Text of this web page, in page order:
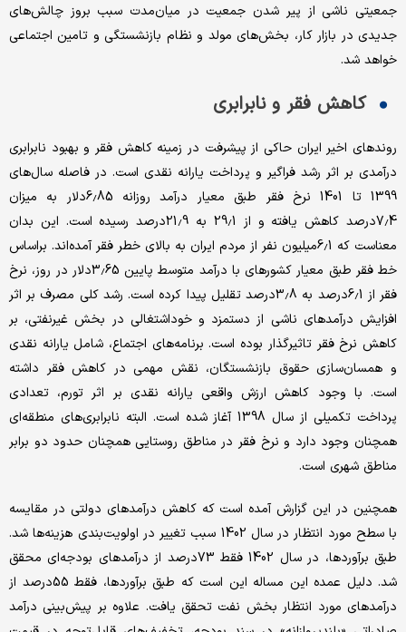
جمعیتی ناشی از پیر شدن جمعیت در میان‌مدت سبب بروز چالش‌های
جدیدی در بازار کار، بخش‌های مولد و نظام بازنشستگی و تامین اجتماعی
خواهد شد.
کاهش فقر و نابرابری
روندهای اخیر ایران حاکی از پیشرفت در زمینه کاهش فقر و بهبود نابرابری
درآمدی بر اثر رشد فراگیر و پرداخت یارانه نقدی است. در فاصله سال‌های
1399 تا 1401 نرخ فقر طبق معیار درآمد روزانه 6.85دلار به میزان
7.4درصد کاهش یافته و از 29.1 به 21.9درصد رسیده است. این بدان
معناست که 6.1میلیون نفر از مردم ایران به بالای خطر فقر آمده‌اند. براساس
خط فقر طبق معیار کشورهای با درآمد متوسط پایین 3.65دلار در روز، نرخ
فقر از 6.1درصد به 3.8درصد تقلیل پیدا کرده است. رشد کلی مصرف بر اثر
افزایش درآمدهای ناشی از دستمزد و خوداشتغالی در بخش غیرنفتی، بر
کاهش نرخ فقر تاثیرگذار بوده است. برنامه‌های اجتماع، شامل یارانه نقدی
و همسان‌سازی حقوق بازنشستگان، نقش مهمی در کاهش فقر داشته
است. با وجود کاهش ارزش واقعی یارانه نقدی بر اثر تورم، تعدادی
پرداخت تکمیلی از سال 1398 آغاز شده است. البته نابرابری‌های منطقه‌ای
همچنان وجود دارد و نرخ فقر در مناطق روستایی همچنان حدود دو برابر
مناطق شهری است.
همچنین در این گزارش آمده است که کاهش درآمدهای دولتی در مقایسه
با سطح مورد انتظار در سال 1402 سبب تغییر در اولویت‌بندی هزینه‌ها شد.
طبق برآوردها، در سال 1402 فقط 73درصد از درآمدهای بودجه‌ای محقق
شد. دلیل عمده این مساله این است که طبق برآوردها، فقط 55درصد از
درآمدهای مورد انتظار بخش نفت تحقق یافت. علاوه بر پیش‌بینی درآمد